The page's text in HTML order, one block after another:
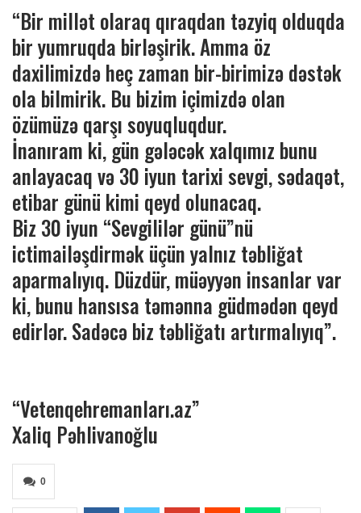
“Bir millət olaraq qıraqdan təzyiq olduqda
bir yumruqda birləşirik. Amma öz
daxilimizdə heç zaman bir-birimizə dəstək
ola bilmirik. Bu bizim içimizdə olan
özümüzə qarşı soyuqluqdur.
İnanıram ki, gün gələcək xalqımız bunu
anlayacaq və 30 iyun tarixi sevgi, sədaqət,
etibar günü kimi qeyd olunacaq.
Biz 30 iyun “Sevgililər günü”nü
ictimailəşdirmək üçün yalnız təbliğat
aparmalıyıq. Düzdür, müəyyən insanlar var
ki, bunu hansısa təmənna güdmədən qeyd
edirlər. Sadəcə biz təbliğatı artırmalıyıq”.
“Vetenqehremanları.az”
Xaliq Pəhlivanoğlu
0